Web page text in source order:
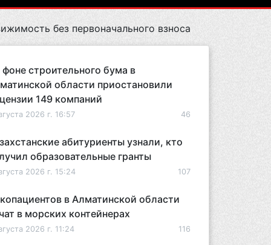
без первоначального взноса
строительного бума в
области приостановили
149 компаний
2026 г. 16:57 46
абитуриенты узнали, кто
образовательные гранты
2026 г. 15:24 107
в Алматинской области
в морских контейнерах
2026 г. 11:24 116